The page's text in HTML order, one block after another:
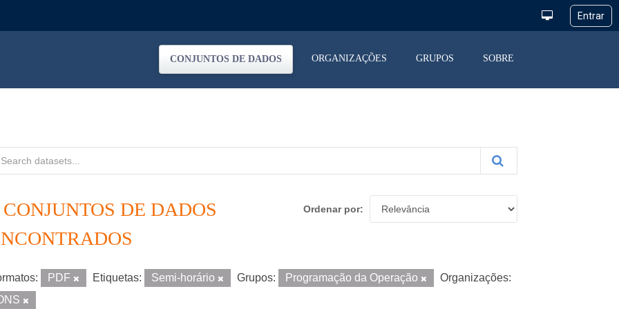
CONJUNTOS DE DADOS ORGANIZAÇÕES GRUPOS SOBRE
Ordenar por
CONJUNTOS DE DADOS
PDF Etiquetas: Semi-horário Grupos: Programação da Operação
Organizações: